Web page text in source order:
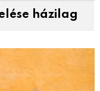
házilag